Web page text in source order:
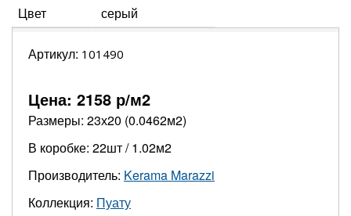
Цвет
серый
Артикул: 101490
Цена: 2158 р/м2
Размеры: 23х20 (0.0462м2)
В коробке: 22шт / 1.02м2
Производитель: Kerama Marazzi
Коллекция: Пуату